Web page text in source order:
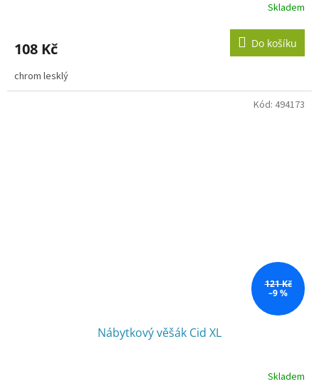
Skladem
108 Kč Do košíku
chrom lesklý
121 Kč
–9 %
Nábytkový věšák Cid XL
Skladem
Kód: 494173